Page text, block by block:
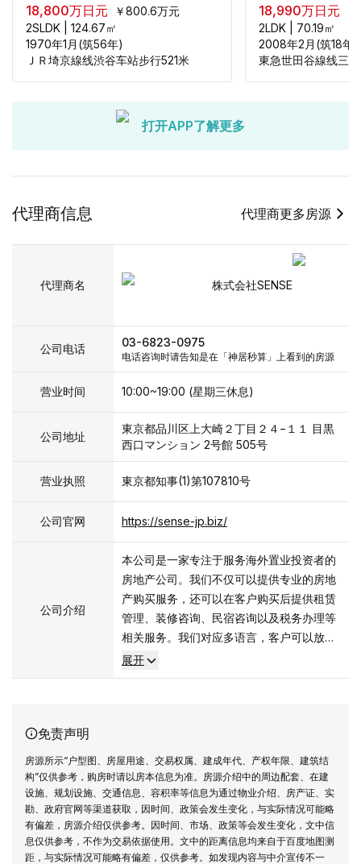
18,800万日元 ￥800.6万元
2SLDK
124.67㎡
1970年1月(筑56年)
ＪＲ埼京線线渋谷车站步行521米
18,990万日元
2LDK
70.19㎡
2008年2月(筑18年)
打开APP了解更多
代理商信息 代理商更多房源
代理商名 株式会社SENSE
公司电话 03-6823-0975
电话咨询时请告知是在「神居秒算」上看到的房源
营业时间 10:00~19:00 (星期三休息)
公司地址
東京都品川区上大崎２丁目２４−１１ 目黒
西口マンション 2号館 505号
营业执照 東京都知事(1)第107810号
公司官网 https://sense-jp.biz/
公司介绍
本公司是一家专注于服务海外置业投资者的
房地产公司。我们不仅可以提供专业的房地
产购买服务，还可以在客户购买后提供租赁
管理、装修咨询、民宿咨询以及税务办理等
相关服务。我们对应多语言，客户可以放心
咨询。2023年，我们成为了中原地产代理有
限公司和美联物业代理有限公司的官方合作
系我们。
展开
免责声明
房源所示“户型图、房屋用途、交易权属、建成年代、产权年限、建筑结
构”仅供参考，购房时请以房本信息为准。房源介绍中的周边配套、在建
设施、规划设施、交通信息、容积率等信息为通过物业介绍、房产证、实
勘、政府官网等渠道获取，因时间、政策会发生变化，与实际情况可能略
有偏差，房源介绍仅供参考。因时间、市场、政策等会发生变化，文中信
息仅供参考，不作为交易依据使用。文中的距离信息均来自于百度地图测
距，与实际情况可能略有偏差，仅供参考。如发现内容与中介宣传不一